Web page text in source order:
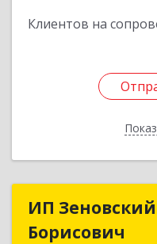
Клиентов на
ИП
Борисович
ИП